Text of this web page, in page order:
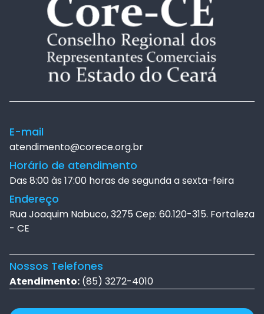
E-mail
atendimento@corece.org.br
Horário de atendimento
Das 8:00 às 17:00 horas de segunda a sexta-feira
Endereço
Rua Joaquim Nabuco, 3275 Cep: 60.120-315. Fortaleza
- CE
Nossos Telefones
Atendimento: (85) 3272-4010